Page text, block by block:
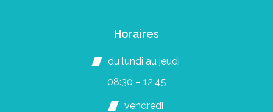
Horaires
du lundi au jeudi
08:30 – 12:45
vendredi